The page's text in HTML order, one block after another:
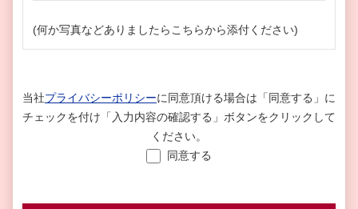
(何か写真などありましたらこちらから添付ください)
当社プライバシーポリシーに同意頂ける場合は 「同意する」に
チェックを付け「入力内容の確認する」ボタンをクリックして
ください。
同意する